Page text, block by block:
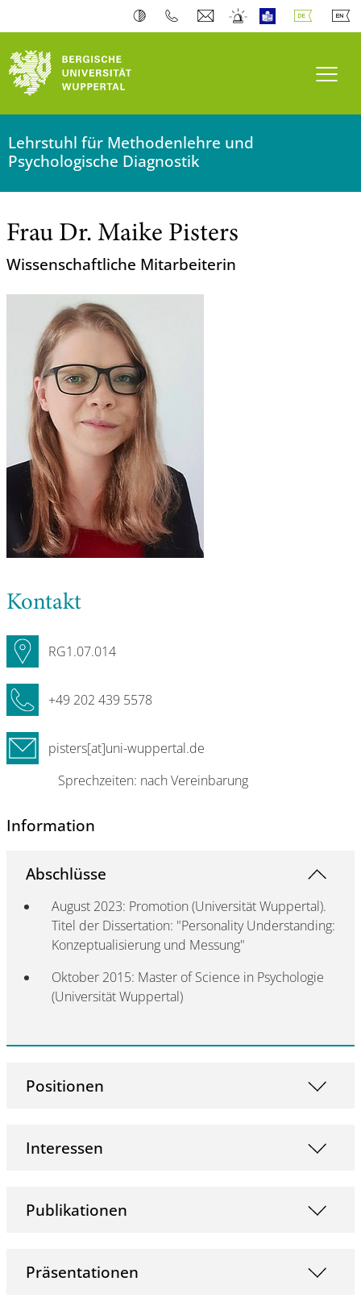
Lehrstuhl für Methodenlehre und
Psychologische Diagnostik
Frau Dr. Maike Pisters
Wissenschaftliche Mitarbeiterin
Kontakt
RG1.07.014
+49 202 439 5578
pisters[at]uni-wuppertal.de
Sprechzeiten: nach Vereinbarung
Information
Abschlüsse
August 2023: Promotion (Universität Wuppertal).
Titel der Dissertation: "Personality Understanding:
Konzeptualisierung und Messung"
Oktober 2015: Master of Science in Psychologie
(Universität Wuppertal)
Positionen
Interessen
Publikationen
Präsentationen